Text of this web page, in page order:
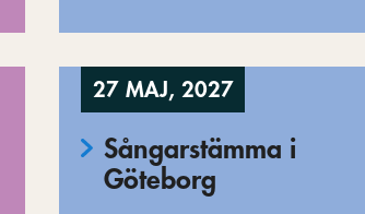
27 MAJ, 2027
Sångarstämma i
Göteborg